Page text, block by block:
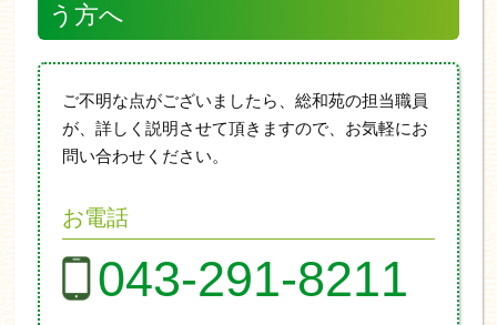
う方へ
ご不明な点がございましたら、総和苑の担当職員
が、詳しく説明させて頂きますので、お気軽にお
問い合わせください。
お電話
043-291-8211